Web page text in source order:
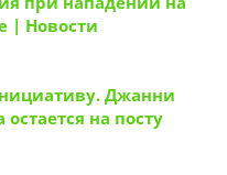
| Новости
Джанни
на посту